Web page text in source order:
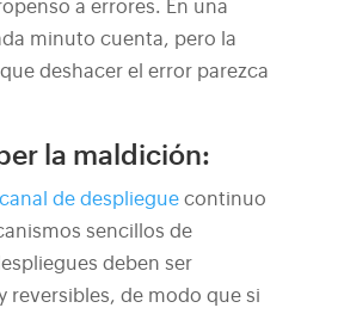
a errores. En una
minuto cuenta, pero la
deshacer el error parezca
la maldición:
canal de desplieguecontinuo
sencillos de
deben ser
reversibles, de modo que si